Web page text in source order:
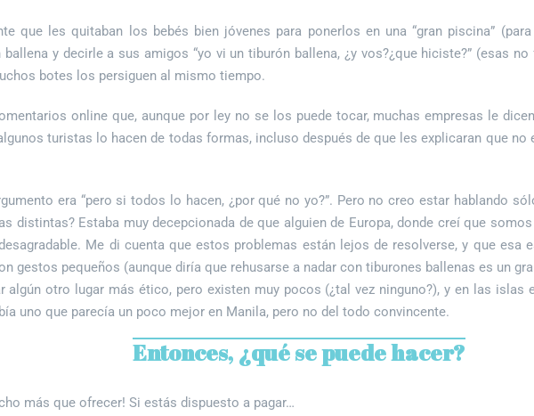
que les quitaban los bebés bien jóvenes para ponerlos en una “gran piscina”
y decirle a sus amigos “yo vi un tiburón ballena, ¿y vos?¿que hiciste?” (esas
botes los persiguen al mismo tiempo.
online que, aunque por ley no se los puede tocar, muchas empresas le
turistas lo hacen de todas formas, incluso después de que les explicaran que
era “pero si todos lo hacen, ¿por qué no yo?”. Pero no creo estar hablando
distintas? Estaba muy decepcionada de que alguien de Europa, donde creí que
Me di cuenta que estos problemas están lejos de resolverse, y que
gestos pequeños (aunque diría que rehusarse a nadar con tiburones ballenas es un
algún otro lugar más ético, pero existen muy pocos (¿tal vez ninguno?), y en las islas
uno que parecía un poco mejor en Manila, pero no del todo convincente.
Entonces, ¿qué se puede hacer?
más que ofrecer! Si estás dispuesto a pagar…